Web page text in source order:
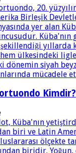
Kimdir?